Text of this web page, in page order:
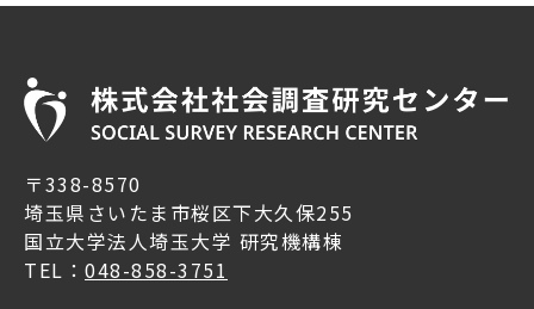
〒338-8570
埼玉県さいたま市桜区下大久保255
国立大学法人埼玉大学 研究機構棟
TEL： 048-858-3751